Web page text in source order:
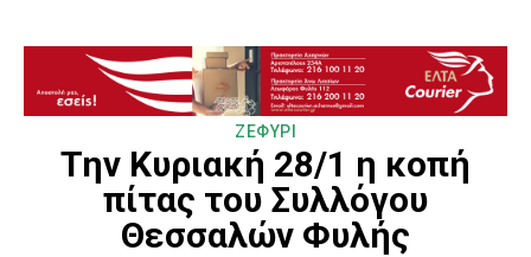
ΖΕΦΥΡΙ
Την Κυριακή 28/1 η κοπή
πίτας του Συλλόγου
Θεσσαλών Φυλής